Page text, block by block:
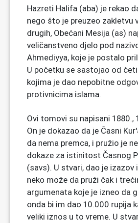
Hazreti Halifa (aba) je rekao
nego što je preuzeo zakletvu
drugih, Obećani Mesija (as)
veličanstveno djelo pod
Ahmediyya, koje je postalo
U početku se sastojao od
kojima je dao nepobitne
protivnicima islama.
Ovi tomovi su napisani 1880.,
On je dokazao da je Časni
da nema premca, i pružio je
dokaze za istinitost Časnog
(savs). U stvari, dao je izazov
neko može da pruži čak i
argumenata koje je izneo da
onda bi im dao 10.000 rupija
veliki iznos u to vreme. U